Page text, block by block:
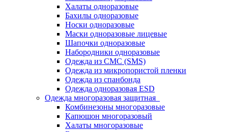
Халаты одноразовые
Бахилы одноразовые
Носки одноразовые
Маски одноразовые лицевые
Шапочки одноразовые
Набородники одноразовые
Одежда из СМС (SMS)
Одежда из микропористой пленки
Одежда из спанбонда
Одежда одноразовая ESD
Одежда многоразовая защитная
Комбинезоны многоразовые
Капюшон многоразовый
Халаты многоразовые